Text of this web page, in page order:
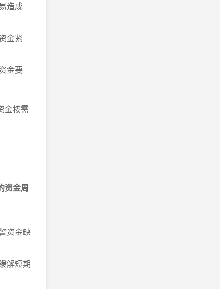
造成
金紧
金要
金按需
资金周
资金缺
解短期